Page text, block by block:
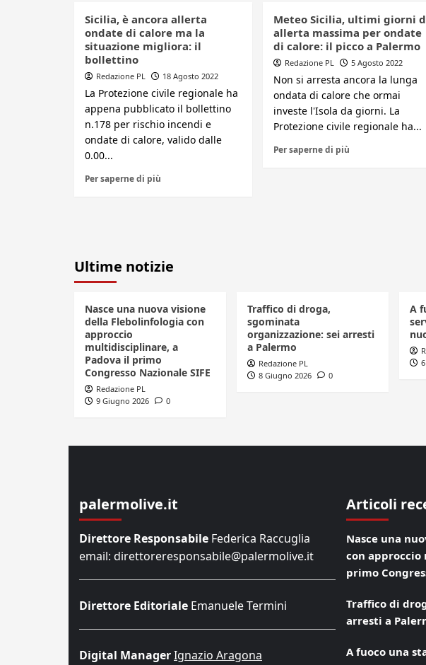
Sicilia, è ancora allerta
ondate di calore ma la
situazione migliora: il
bollettino
Redazione PL 18 Agosto 2022
La Protezione civile regionale ha
appena pubblicato il bollettino
n.178 per rischio incendi e
ondate di calore, valido dalle
0.00...
Per saperne di più
Meteo Sicilia, ultimi giorni
allerta massima per ondate
di calore: il picco a Palermo
Redazione PL 5 Agosto 2022
Non si arresta ancora la lunga
ondata di calore che ormai
investe l'Isola da giorni. La
Protezione civile regionale ha...
Per saperne di più
Ultime notizie
Nasce una nuova visione
della Flebolinfologia con
approccio
multidisciplinare, a
Padova il primo
Congresso Nazionale SIFE
Redazione PL
9 Giugno 2026
0
Traffico di droga,
sgominata
organizzazione: sei arresti
a Palermo
Redazione PL
8 Giugno 2026
0
A
palermolive.it
Direttore Responsabile Federica Raccuglia
email: direttoreresponsabile@palermolive.it
Direttore Editoriale Emanuele Termini
Digital ManagerIgnazio Aragona
Articoli
Nasce una
con
primo
Traffico di
arresti a
A fuoco una